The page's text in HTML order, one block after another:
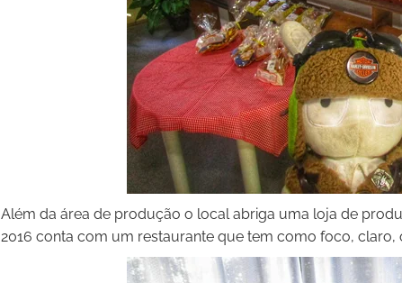
Além da área de produção o local abriga uma loja de
2016 conta com um restaurante que tem como foco, claro,